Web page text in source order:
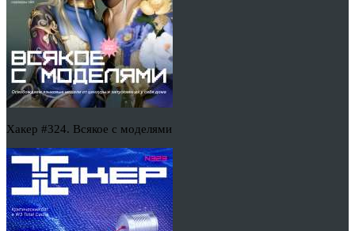
Хакер #324. Всякое с моделями